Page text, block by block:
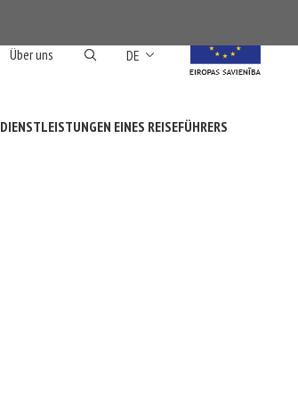
DE Weitere Aktionen
Über uns
DIENSTLEISTUNGEN EINES REISEFÜHRERS